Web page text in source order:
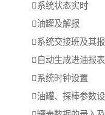
系统状态实时
油罐及解报
系统交接班及其
自动生成进油报
系统时钟设置
油罐、探棒参数